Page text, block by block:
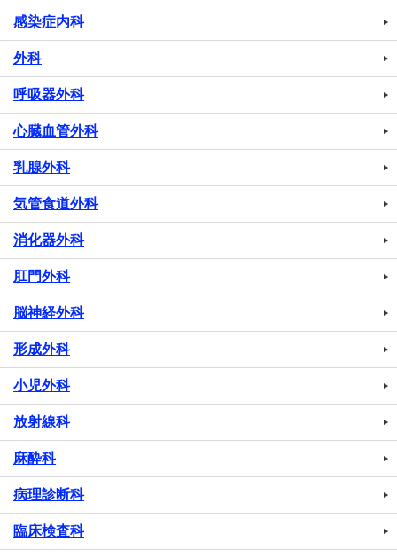
感染症内科
外科
呼吸器外科
心臓血管外科
乳腺外科
気管食道外科
消化器外科
肛門外科
脳神経外科
形成外科
小児外科
放射線科
麻酔科
病理診断科
臨床検査科